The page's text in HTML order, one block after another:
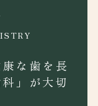
な歯を長
」が大切